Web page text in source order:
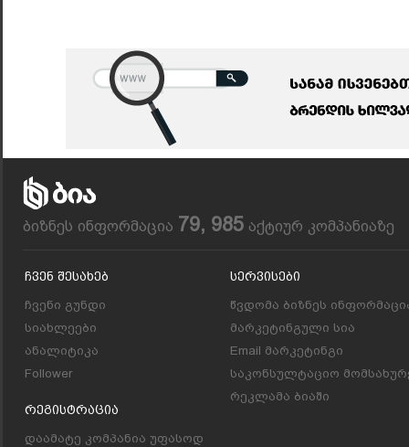
ბიზნეს ინფორმაცია 79, 985 აქტიურ კომპანიაზე
Ჩვენ Შესახებ
ჩვენი გუნდი
სიახლეები
ანალიტიკა
Follower
Რეგისტრაცია
დაამატე კომპანია უფასოდ
Სერვისები
წვდომა ბიზნეს
მარკეტინგული სია
Email მარკეტინგი
საკონსულტაციო
რეკლამა ბიაში